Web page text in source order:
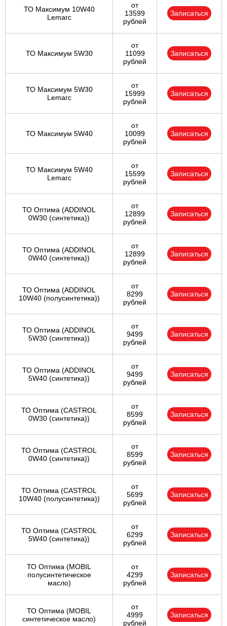
ТО Максимум 10W40
Lemarc
от
13599
рублей
Записаться
ТО Максимум 5W30
от
11099
рублей
Записаться
ТО Максимум 5W30
Lemarc
от
15999
рублей
Записаться
ТО Максимум 5W40
от
10099
рублей
Записаться
ТО Максимум 5W40
Lemarc
от
15599
рублей
Записаться
ТО Оптима (ADDINOL
0W30 (синтетика))
от
12899
рублей
Записаться
ТО Оптима (ADDINOL
0W40 (синтетика))
от
12899
рублей
Записаться
ТО Оптима (ADDINOL
10W40 (полусинтетика))
от
8299
рублей
Записаться
ТО Оптима (ADDINOL
5W30 (синтетика))
от
9499
рублей
Записаться
ТО Оптима (ADDINOL
5W40 (синтетика))
от
9499
рублей
Записаться
ТО Оптима (CASTROL
0W30 (синтетика))
от
8599
рублей
Записаться
ТО Оптима (CASTROL
0W40 (синтетика))
от
8599
рублей
Записаться
ТО Оптима (CASTROL
10W40 (полусинтетика))
от
5699
рублей
Записаться
ТО Оптима (CASTROL
5W40 (синтетика))
от
6299
рублей
Записаться
ТО Оптима (MOBIL
полусинтетическое
масло)
от
4299
рублей
Записаться
ТО Оптима (MOBIL
синтетическое масло)
от
4999
рублей
Записаться